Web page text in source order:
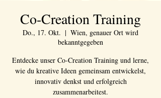
Co-Creation Training
Do., 17. Okt.
  |
Wien, genauer Ort wird
bekanntgegeben
Entdecke unser Co-Creation Training und lerne,
wie du kreative Ideen gemeinsam entwickelst,
innovativ denkst und erfolgreich
zusammenarbeitest.